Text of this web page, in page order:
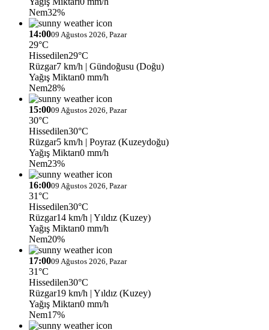
Nem32%
14:0009 Ağustos 2026, Pazar
29°C
Hissedilen29°C
Rüzgar7 km/h | Gündoğusu (Doğu)
Yağış Miktarı0 mm/h
Nem28%
15:0009 Ağustos 2026, Pazar
30°C
Hissedilen30°C
Rüzgar5 km/h | Poyraz (Kuzeydoğu)
Yağış Miktarı0 mm/h
Nem23%
16:0009 Ağustos 2026, Pazar
31°C
Hissedilen30°C
Rüzgar14 km/h | Yıldız (Kuzey)
Yağış Miktarı0 mm/h
Nem20%
17:0009 Ağustos 2026, Pazar
31°C
Hissedilen30°C
Rüzgar19 km/h | Yıldız (Kuzey)
Yağış Miktarı0 mm/h
Nem17%